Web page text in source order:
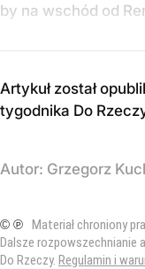
by na wschód od
Artykuł został
tygodnika Do
Autor: Grzegorz
© ℗ Materiał chroniony
Dalsze rozpowszechnianie
Do Rzeczy. Regulamin i